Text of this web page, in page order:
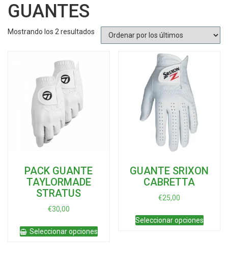
GUANTES
Mostrando los 2 resultados Ordenado
PACK GUANTE
TAYLORMADE
STRATUS
€30,00
Seleccionar opcionesproducto
GUANTE SRIXON
CABRETTA
€25,00
Seleccionar opciones